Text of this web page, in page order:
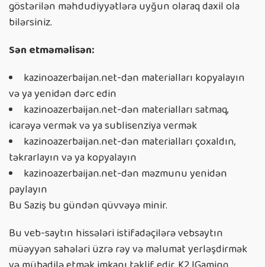
göstərilən məhdudiyyətlərə uyğun olaraq daxil ola
bilərsiniz.
Sən etməməlisən:
kazinoazerbaijan.net-dən materialları kopyalayın
və ya yenidən dərc edin
kazinoazerbaijan.net-dən materialları satmaq,
icarəyə vermək və ya sublisenziya vermək
kazinoazerbaijan.net-dən materialları çoxaldın,
təkrarlayın və ya kopyalayın
kazinoazerbaijan.net-dən məzmunu yenidən
paylayın
Bu Saziş bu gündən qüvvəyə minir.
Bu veb-saytın hissələri istifadəçilərə vebsaytın
müəyyən sahələri üzrə rəy və məlumat yerləşdirmək